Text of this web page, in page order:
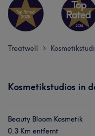
Treatwell >
Kosmetikstudios in
Beauty Bloom Kosmetik
0,3 Km entfernt